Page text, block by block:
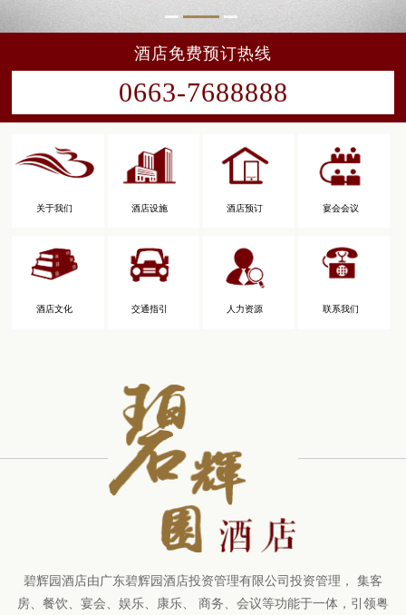
酒店免费预订热线
0663-7688888
关于我们 酒店设施 酒店预订 宴会会议
酒店文化 交通指引 人力资源 联系我们
碧辉园酒店由广东碧辉园酒店投资管理有限公司投资管理， 集客
房、餐饮、宴会、娱乐、康乐、 商务、会议等功能于一体，引领粤